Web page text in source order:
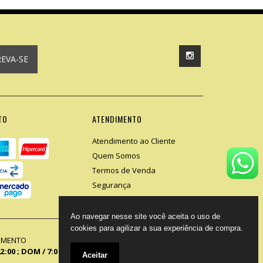
SE
ATENDIMENTO
Atendimento ao Cliente
Quem Somos
Termos de Venda
Segurança
; DOM / 7:00 - 14:00
Ao navegar nesse site você aceita o uso de
cookies para agilizar a sua experiência de compra.
Aceitar